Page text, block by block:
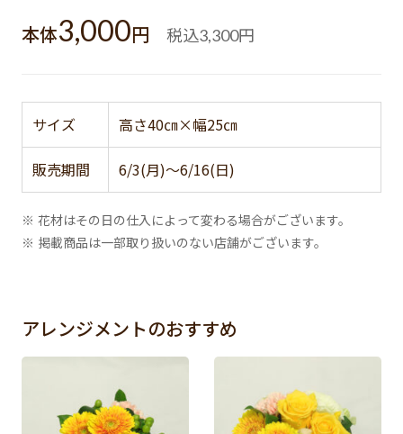
本体3,000円 税込3,300円
サイズ 高さ40㎝×幅25㎝
販売期間 6/3(月)～6/16(日)
※ 花材はその日の仕入によって変わる場合がございます。
※ 掲載商品は一部取り扱いのない店舗がございます。
アレンジメントのおすすめ